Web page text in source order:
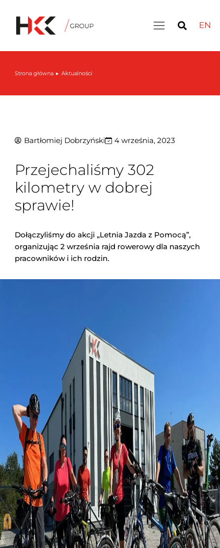
EN
Jesteś tutaj:
Strona główna Aktualności
Bartłomiej Dobrzyński 4 września, 2023
Przejechaliśmy 302
kilometry w dobrej
sprawie!
Dołączyliśmy do akcji „Letnia Jazda z Pomocą”,
organizując 2 września rajd rowerowy dla naszych
pracowników i ich rodzin.